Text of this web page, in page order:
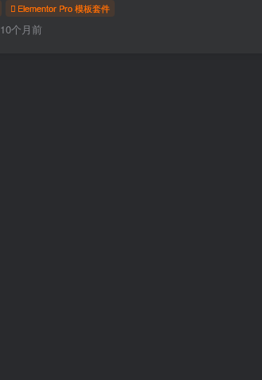
Elementor Pro 模板套件
10个月前